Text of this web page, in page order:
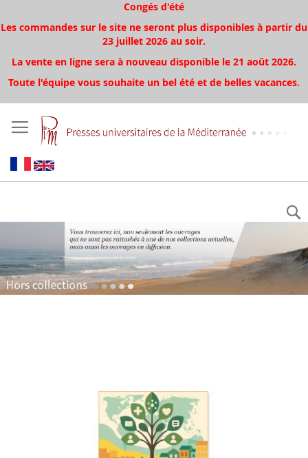
Congés d'été
Les commandes sur le site ne seront plus disponibles à partir du
23 juillet 2026 au soir.
La vente en ligne sera à nouveau disponible le 21 août 2026.
Toute l'équipe vous souhaite un bel été et de belles vacances.